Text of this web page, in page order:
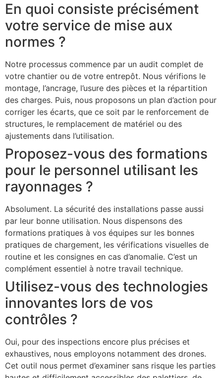
En quoi consiste précisément
votre service de mise aux
normes ?
Notre processus commence par un audit complet de
votre chantier ou de votre entrepôt. Nous vérifions le
montage, l’ancrage, l’usure des pièces et la répartition
des charges. Puis, nous proposons un plan d’action pour
corriger les écarts, que ce soit par le renforcement de
structures, le remplacement de matériel ou des
ajustements dans l’utilisation.
Proposez-vous des formations
pour le personnel utilisant les
rayonnages ?
Absolument. La sécurité des installations passe aussi
par leur bonne utilisation. Nous dispensons des
formations pratiques à vos équipes sur les bonnes
pratiques de chargement, les vérifications visuelles de
routine et les consignes en cas d’anomalie. C’est un
complément essentiel à notre travail technique.
Utilisez-vous des technologies
innovantes lors de vos
contrôles ?
Oui, pour des inspections encore plus précises et
exhaustives, nous employons notamment des drones.
Cet outil nous permet d’examiner sans risque les parties